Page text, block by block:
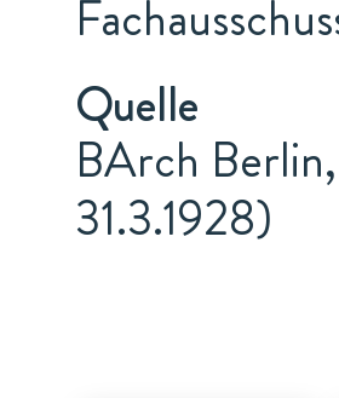
Quelle
BArch
31.3.1928)